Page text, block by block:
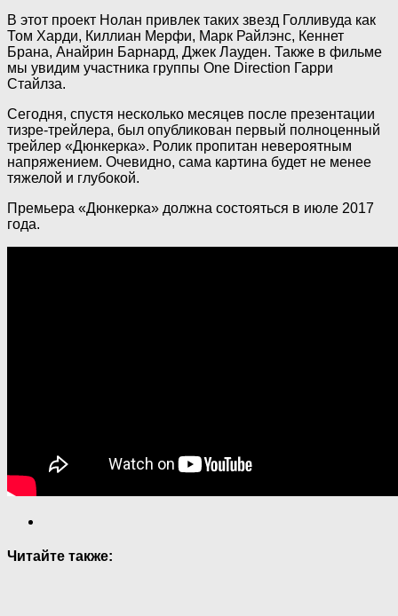
В этот проект Нолан привлек таких звезд Голливуда как
Том Харди, Киллиан Мерфи, Марк Райлэнс, Кеннет
Брана, Анайрин Барнард, Джек Лауден. Также в фильме
мы увидим участника группы One Direction Гарри
Стайлза.
Сегодня, спустя несколько месяцев после презентации
тизре-трейлера, был опубликован первый полноценный
трейлер «Дюнкерка». Ролик пропитан невероятным
напряжением. Очевидно, сама картина будет не менее
тяжелой и глубокой.
Премьера «Дюнкерка» должна состояться в июле 2017
года.
Читайте также: